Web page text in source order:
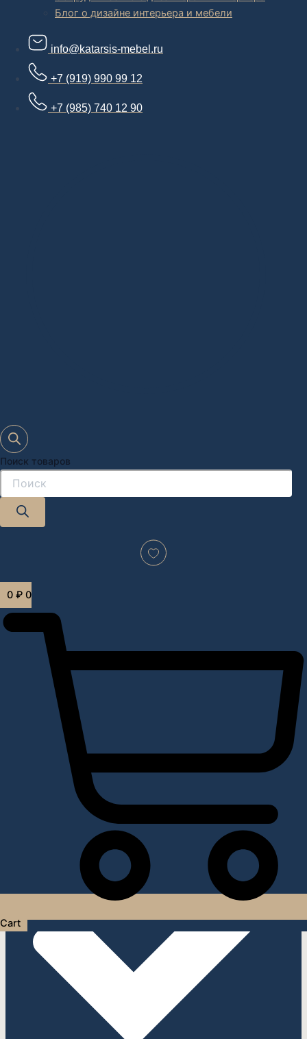
Блог о дизайне интерьера и мебели
info@katarsis-mebel.ru
+7 (919) 990 99 12
+7 (985) 740 12 90
Поиск товаров
0 ₽ 0
Cart
Дизайн-проект "под ключ" в Москве
Услуги дизайнера интерьера